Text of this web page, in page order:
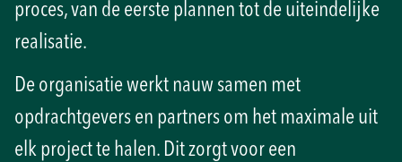
proces, van de eerste plannen tot de uiteindelijke
realisatie.
De organisatie werkt nauw samen met
opdrachtgevers en partners om het maximale uit
elk project te halen. Dit zorgt voor een